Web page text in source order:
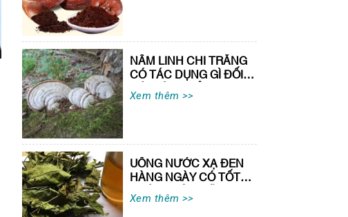
NẤM LINH CHI TRẮNG
CÓ TÁC DỤNG GÌ ĐỐI
VỚI SỨC KHỎE?
Xem thêm >>
UỐNG NƯỚC XẠ ĐEN
HÀNG NGÀY CÓ TỐT
KHÔNG VÀ NHỮNG
LƯU Ý
Xem thêm >>